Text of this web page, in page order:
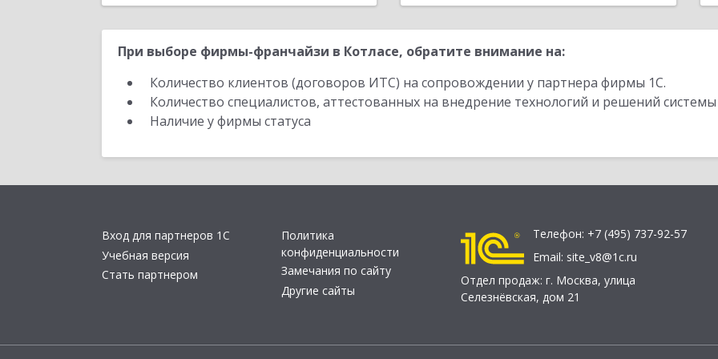
При выборе фирмы-франчайзи в Котласе, обратите внимание на:
Количество клиентов (договоров ИТС) на сопровождении у партнера фирмы 1С.
Количество специалистов, аттестованных на внедрение технологий и решений
Наличие у фирмы статуса
Вход для партнеров 1С
Учебная версия
Стать партнером
Политика
конфиденциальности
Замечания по сайту
Другие сайты
Телефон: +7 (495) 737-92-57
Email: site_v8@1c.ru
Отдел продаж: г. Москва, улица
Селезнёвская, дом 21